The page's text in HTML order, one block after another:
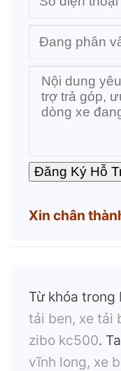
Xin chân
Từ khóa trong
tải ben, xe tải
zibo kc500.
vĩnh long, xe